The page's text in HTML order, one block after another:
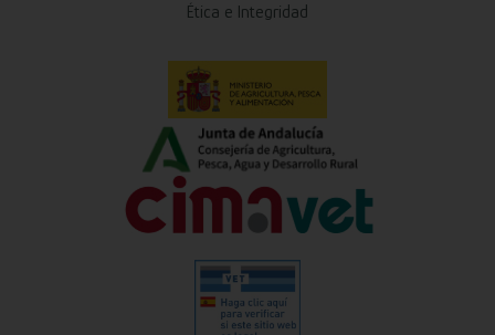
Ética e Integridad